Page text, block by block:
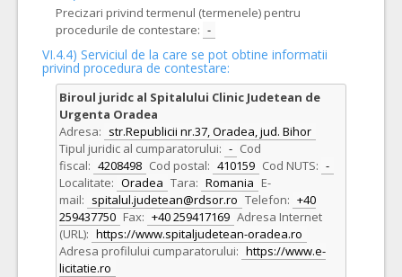
Precizari privind termenul (termenele) pentru
procedurile de contestare: -
VI.4.4) Serviciul de la care se pot obtine informatii
privind procedura de contestare:
Biroul juridc al Spitalului Clinic Judetean de
Urgenta Oradea
Adresa: str.Republicii nr.37, Oradea, jud. Bihor
Tipul juridic al cumparatorului: - Cod
fiscal: 4208498 Cod postal: 410159 Cod NUTS: -
Localitate: Oradea Tara: Romania E-
mail: spitalul.judetean@rdsor.ro Telefon: +40
259437750 Fax: +40 259417169 Adresa Internet
(URL): https://www.spitaljudetean-oradea.ro
Adresa profilului cumparatorului: https://www.e-
licitatie.ro